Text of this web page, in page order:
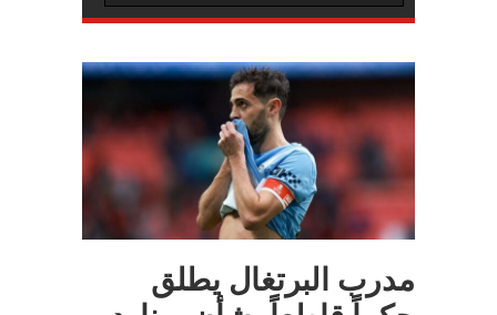
مدرب البرتغال يطلق